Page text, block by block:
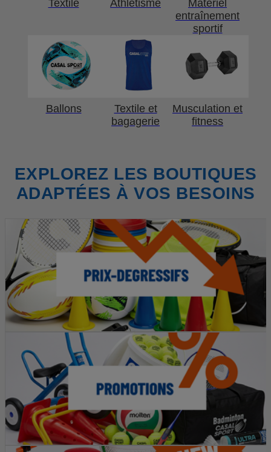
Textile Athlétisme
Matériel
entraînement
sportif
Ballons
Textile et
bagagerie
Musculation et
fitness
EXPLOREZ LES BOUTIQUES
ADAPTÉES À VOS BESOINS